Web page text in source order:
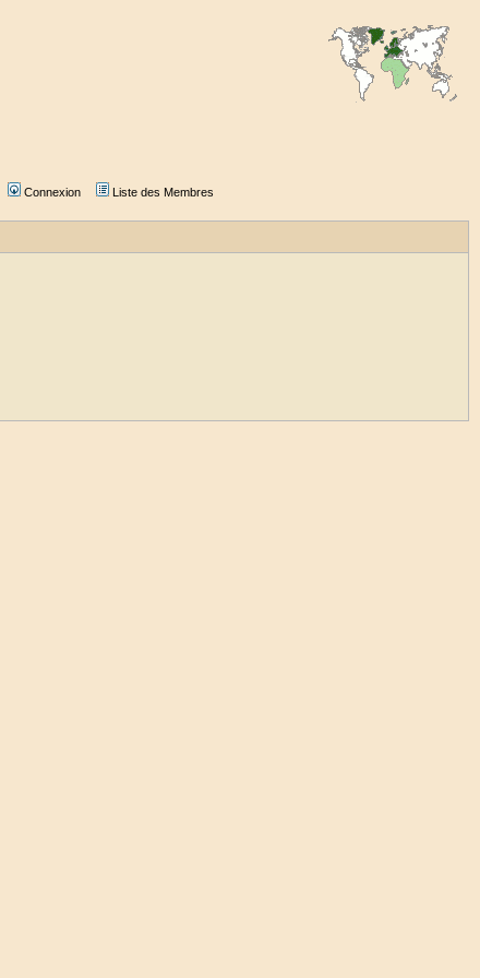
Connexion Liste des Membres